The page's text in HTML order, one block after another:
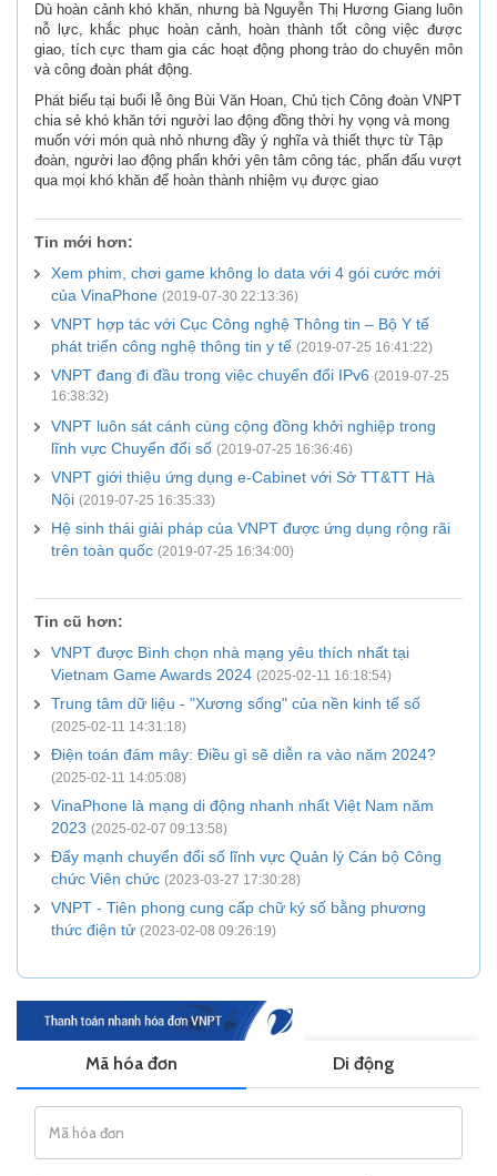
Dù hoàn cảnh khó khăn, nhưng bà Nguyễn Thị Hương Giang luôn
nỗ lực, khắc phục hoàn cảnh, hoàn thành tốt công việc được
giao, tích cực tham gia các hoạt động phong trào do chuyên môn
và công đoàn phát động.
Phát biểu tại buổi lễ ông Bùi Văn Hoan, Chủ tịch Công đoàn VNPT
chia sẻ khó khăn tới người lao động đồng thời hy vọng và mong
muốn với món quà nhỏ nhưng đầy ý nghĩa và thiết thực từ Tập
đoàn, người lao động phấn khởi yên tâm công tác, phấn đấu vượt
qua mọi khó khăn để hoàn thành nhiệm vụ được giao
Tin mới hơn:
Xem phim, chơi game không lo data với 4 gói cước mới
của VinaPhone (2019-07-30 22:13:36)
VNPT hợp tác với Cục Công nghệ Thông tin – Bộ Y tế
phát triển công nghệ thông tin y tế (2019-07-25 16:41:22)
VNPT đang đi đầu trong việc chuyển đổi IPv6 (2019-07-25
16:38:32)
VNPT luôn sát cánh cùng cộng đồng khởi nghiệp trong
lĩnh vực Chuyển đổi số (2019-07-25 16:36:46)
VNPT giới thiệu ứng dụng e-Cabinet với Sở TT&TT Hà
Nội (2019-07-25 16:35:33)
Hệ sinh thái giải pháp của VNPT được ứng dụng rộng rãi
trên toàn quốc (2019-07-25 16:34:00)
Tin cũ hơn:
VNPT được Bình chọn nhà mạng yêu thích nhất tại
Vietnam Game Awards 2024 (2025-02-11 16:18:54)
Trung tâm dữ liệu - "Xương sống" của nền kinh tế số
(2025-02-11 14:31:18)
Điện toán đám mây: Điều gì sẽ diễn ra vào năm 2024?
(2025-02-11 14:05:08)
VinaPhone là mạng di động nhanh nhất Việt Nam năm
2023 (2025-02-07 09:13:58)
Đẩy mạnh chuyển đổi số lĩnh vực Quản lý Cán bộ Công
chức Viên chức (2023-03-27 17:30:28)
VNPT - Tiên phong cung cấp chữ ký số bằng phương
thức điện tử (2023-02-08 09:26:19)